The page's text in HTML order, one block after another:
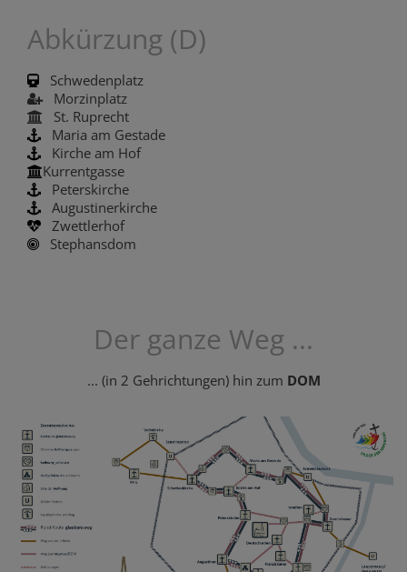
Abkürzung (D)
Schwedenplatz
Morzinplatz
St. Ruprecht
Maria am Gestade
Kirche am Hof
Kurrentgasse
Peterskirche
Augustinerkirche
Zwettlerhof
Stephansdom
Der ganze Weg ...
... (in 2 Gehrichtungen) hin zum DOM